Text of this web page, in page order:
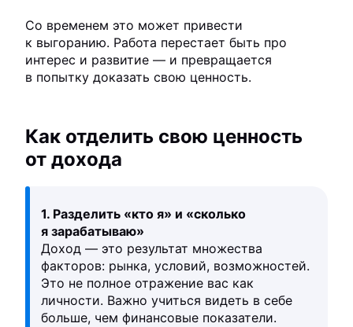
Со временем это может привести
к выгоранию. Работа перестает быть про
интерес и развитие — и превращается
в попытку доказать свою ценность.
Как отделить свою ценность
от дохода
1. Разделить «кто я» и «сколько
я зарабатываю»
Доход — это результат множества
факторов: рынка, условий, возможностей.
Это не полное отражение вас как
личности. Важно учиться видеть в себе
больше, чем финансовые показатели.